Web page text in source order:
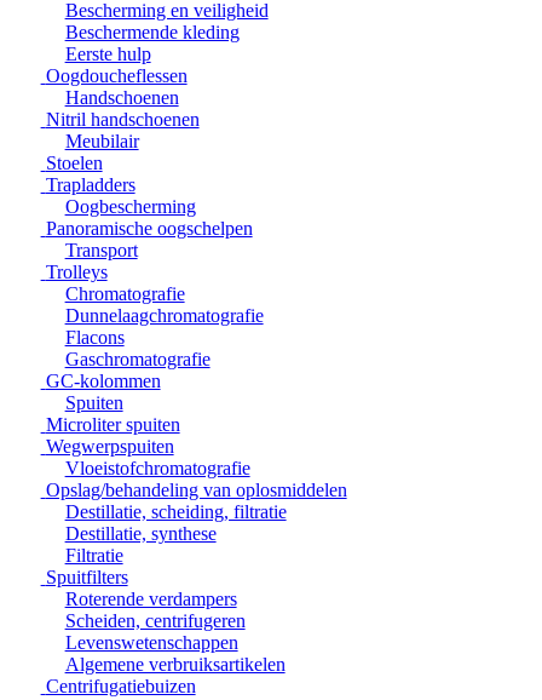
Bescherming en veiligheid
Beschermende kleding
Eerste hulp
Oogdoucheflessen
Handschoenen
Nitril handschoenen
Meubilair
Stoelen
Trapladders
Oogbescherming
Panoramische oogschelpen
Transport
Trolleys
Chromatografie
Dunnelaagchromatografie
Flacons
Gaschromatografie
GC-kolommen
Spuiten
Microliter spuiten
Wegwerpspuiten
Vloeistofchromatografie
Opslag/behandeling van oplosmiddelen
Destillatie, scheiding, filtratie
Destillatie, synthese
Filtratie
Spuitfilters
Roterende verdampers
Scheiden, centrifugeren
Levenswetenschappen
Algemene verbruiksartikelen
Centrifugatiebuizen